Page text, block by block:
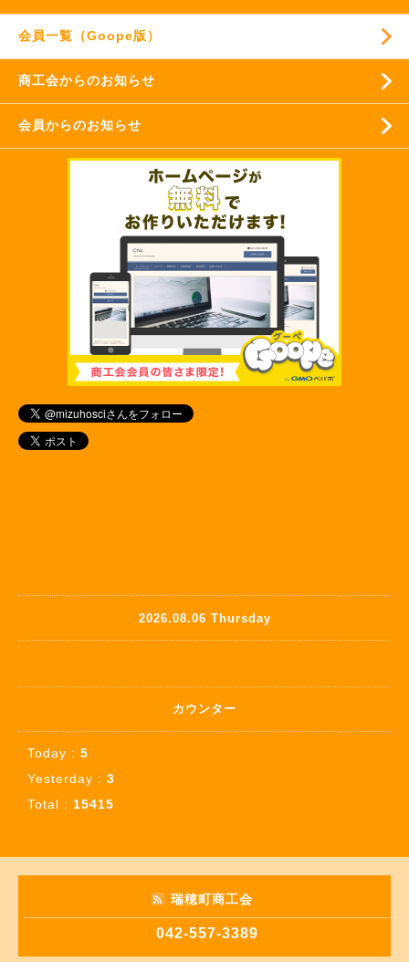
会員一覧（Goope版）
商工会からのお知らせ
会員からのお知らせ
2026.08.06 Thursday
カウンター
Today : 5
Yesterday : 3
Total : 15415
瑞穂町商工会
042-557-3389